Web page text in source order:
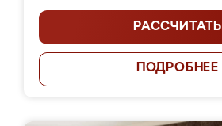
РАССЧИТАТЬ
ПОДРОБНЕЕ